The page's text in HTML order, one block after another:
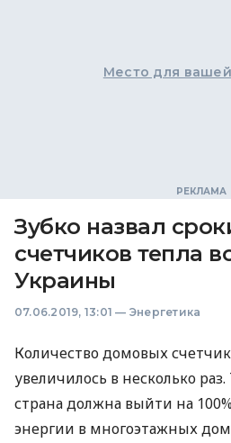
Место для
Зубко назвал
счетчиков тепла
Украины
07.06.2019, 13:01 — Энергетика
Количество домовых
увеличилось в несколько
страна должна выйти на
энергии в многоэтажных